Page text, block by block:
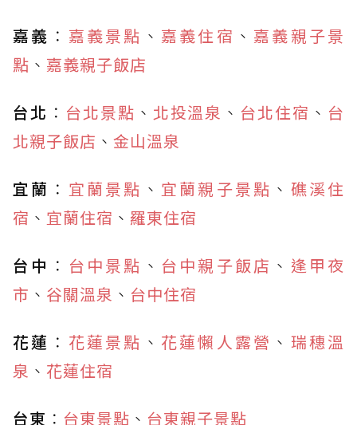
嘉義 ： 嘉義景點 、 嘉義住宿 、 嘉義親子景
點 、 嘉義親子飯店
台北 ： 台北景點 、 北投溫泉 、 台北住宿 、 台
北親子飯店 、 金山溫泉
宜蘭 ： 宜蘭景點 、 宜蘭親子景點 、 礁溪住
宿 、 宜蘭住宿 、 羅東住宿
台中 ： 台中景點 、 台中親子飯店 、 逢甲夜
市 、 谷關溫泉 、 台中住宿
花蓮 ： 花蓮景點 、 花蓮懶人露營 、 瑞穗溫
泉 、 花蓮住宿
台東 ： 台東景點 、 台東親子景點